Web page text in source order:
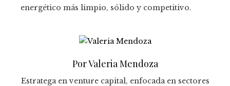
energético más limpio, sólido y competitivo.
Por Valeria Mendoza
Estratega en venture capital, enfocada en sectores